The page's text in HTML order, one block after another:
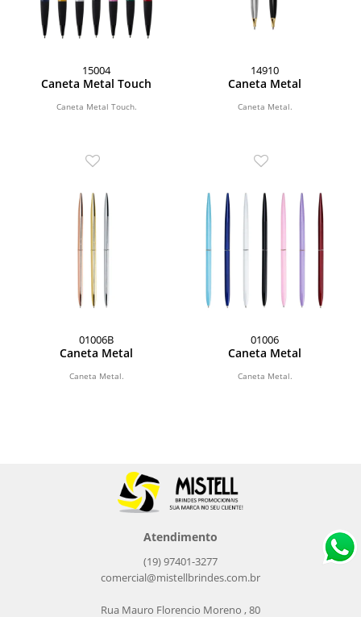
15004
Caneta Metal Touch
Caneta Metal Touch.
14910
Caneta Metal
Caneta Metal.
01006B
Caneta Metal
Caneta Metal.
01006
Caneta Metal
Caneta Metal.
Atendimento
(19) 97401-3277
comercial@mistellbrindes.com.br
Rua Mauro Florencio Moreno , 80